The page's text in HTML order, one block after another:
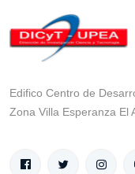
Edifico Centro de
Zona Villa Esperanza El